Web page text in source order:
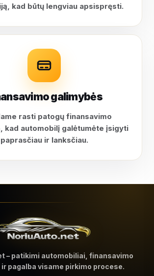
kad būtų lengviau apsispręsti.
galimybės
rasti patogų finansavimo
kad automobilį galėtumėte įsigyti
paprasčiau ir lanksčiau.
– patikimi automobiliai, finansavimo
pagalba visame pirkimo procese.